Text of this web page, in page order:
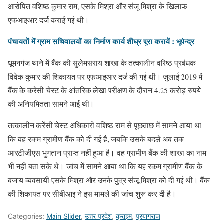
आरोपित वशिष्ठ कुमार राम, एसके मिश्रा और संजू मिश्रा के खिलाफ
एफआइआर दर्ज कराई गई थी।
पंचायतों में ग्राम सचिवालयों का निर्माण कार्य शीघ्र पूरा करायें : भूपेन्द्र
धूमनगंज थाने में बैंक की सुलेमसराय शाखा के तत्कालीन वरिष्ठ प्रबंधक
विवेक कुमार की शिकायत पर एफआइआर दर्ज की गई थी। जुलाई 2019 में
बैंक के करेंसी चेस्ट के आंतरिक लेखा परीक्षण के दौरान 4.25 करोड़ रुपये
की अनियमितता सामने आई थी।
तत्कालीन करेंसी चेस्ट अधिकारी वशिष्ठ राम से पूछताछ में सामने आया था
कि यह रकम ग्रामीण बैंक को दी गई है, जबकि उसके बदले अब तक
आरटीजीएस भुगतान प्राप्त नहीं हुआ है। वह ग्रामीण बैंक की शाखा का नाम
भी नहीं बता सके थे। जांच में सामने आया था कि यह रकम ग्रामीण बैंक के
बजाय व्यवसायी एसके मिश्रा और उनके पुत्र संजू मिश्रा को दी गई थी। बैंक
की शिकायत पर सीबीआइ ने इस मामले की जांच शुरू कर दी है।
Categories: Main Slider, उत्तर प्रदेश, क्राइम, प्रयागराज